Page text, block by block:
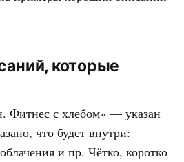
которые
Фитнес с хлебом» — указан
что будет внутри:
и пр. Чётко, коротко